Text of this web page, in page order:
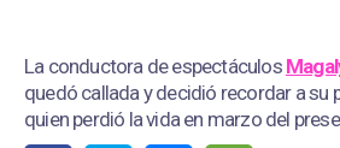
La conductora de espectáculos
quedó callada y decidió recordar a su
quien perdió la vida en marzo del